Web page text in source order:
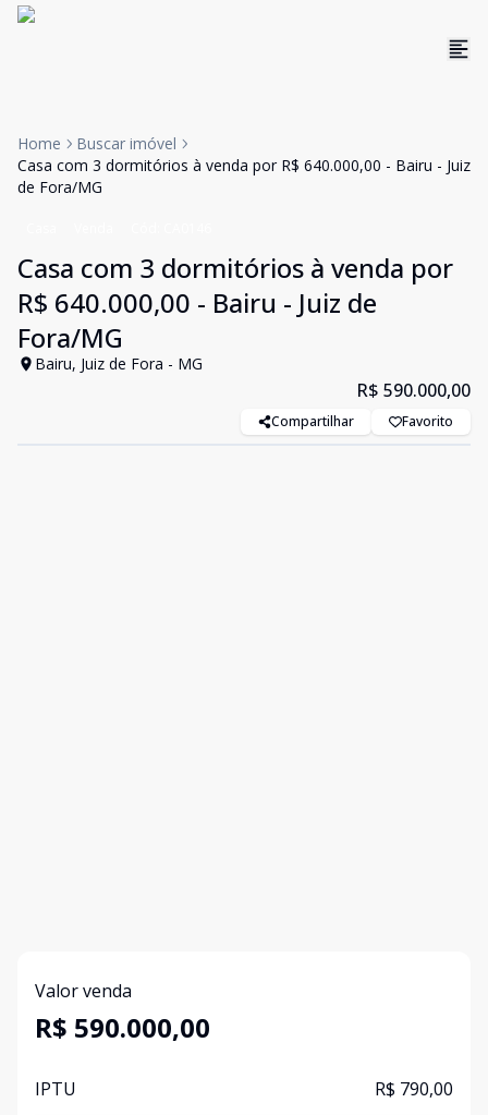
Home
Buscar imóvel
Casa com 3 dormitórios à venda por R$ 640.000,00 - Bairu - Juiz
de Fora/MG
Casa com 3 dormitórios à venda por
R$ 640.000,00 - Bairu - Juiz de
Fora/MG
Bairu, Juiz de Fora - MG
R$ 590.000,00
Compartilhar Favorito
Valor venda
R$ 590.000,00
IPTU R$ 790,00